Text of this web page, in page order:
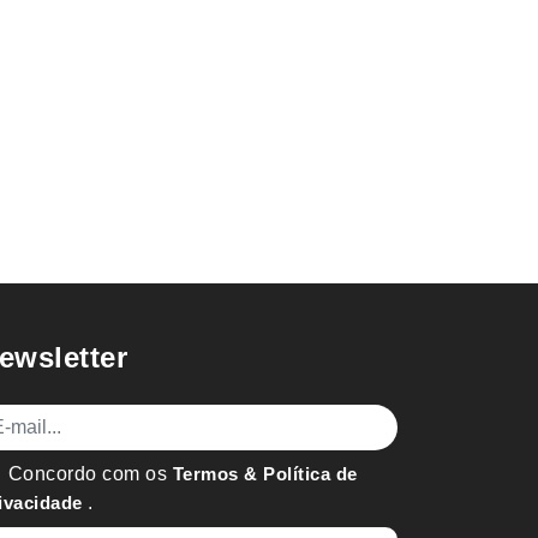
Concordo com os Termos & Política de
.